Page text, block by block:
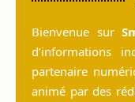
Bienvenue sur
d’informations
partenaire
animé par des